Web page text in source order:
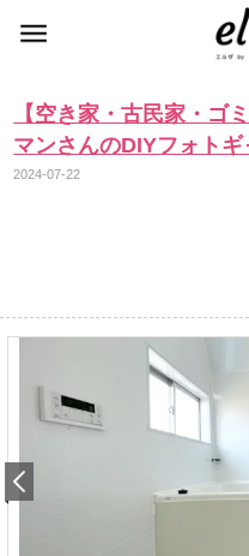
【空き家・古民家・ゴ
マンさんのDIYフォト
2024-07-22